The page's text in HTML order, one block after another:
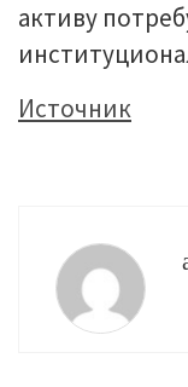
активу
Источник